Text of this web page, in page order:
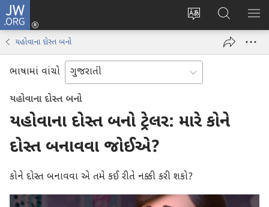
JW.ORG
વેબ
ભાષા
લોગ
new
JW.ORG
શોધો
યહોવાના દોસ્ત બનો
ભાષામાં વાંચો
યહોવાના દોસ્ત બનો
યહોવાના દોસ્ત બનો ટ્રેલર: મારે કોને
દોસ્ત બનાવવા જોઈએ?
કોને દોસ્ત બનાવવા એ તમે કઈ રીતે નક્કી કરી શકો?